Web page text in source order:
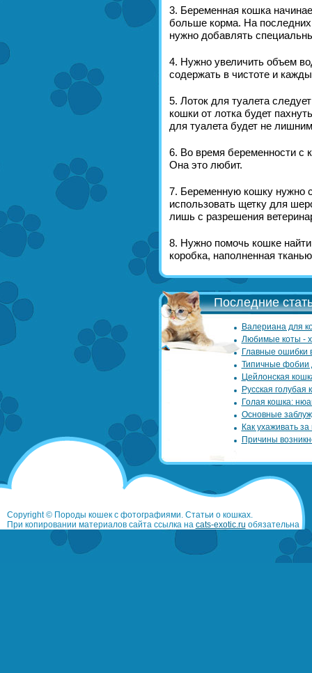
3. Беременная кошка
больше корма. На
нужно добавлять
4. Нужно увеличить объем
содержать в чистоте и
5. Лоток для туалета
кошки от лотка будет
для туалета будет не
6. Во время беременности с
Она это любит.
7. Беременную кошку нужно
использовать щетку для
лишь с разрешения
8. Нужно помочь кошке
коробка, наполненная
Последние
Валериана для
Любимые коты -
Главные ошибки
Типичные фобии
Цейлонская
Русская голубая
Голая кошка:
Основные
Как ухаживать
Причины
Copyright © Породы кошек с фотографиями. Статьи о кошках.
При копировании материалов сайта ссылка на cats-exotic.ru обязательна